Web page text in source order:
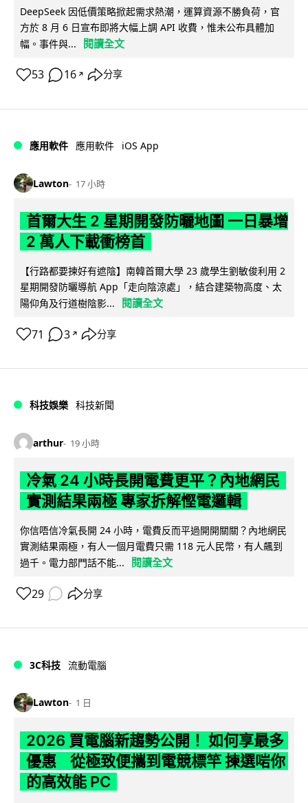
DeepSeek 因低價策略掀起需求熱潮，運算資源不勝負荷，官
方於 8 月 6 日宣布即將大幅上調 API 收費，惟未公布具體加
幅。事件與...
閱讀全文
53 16 ↗ 分享
應用軟件 應用軟件 iOS App
Lawton 17 小時
首爾大生 2 星期開發防曬地圖 一日暴增
2 萬人下載衝榜首
【行路都要揀好有遮陰】南韓首爾大學 23 歲學生劉敏俊利用 2
星期開發防曬導航 App「走向陰涼處」，結合建築物高度、太
陽仰角及行道樹陰影...
閱讀全文
71 3 ↗ 分享
科技娛樂 科技新聞
arthur 19 小時
冷氣 24 小時長開電費更平？內地網民
實測結果兩極 專家拆解慳電邏輯
你信唔信冷氣長開 24 小時，電費反而平過開開關關？內地網民
實測結果兩極，有人一個月電費只需 118 元人民幣，有人飆到
過千。電力部門話不能...
閱讀全文
29 分享
3C科技 流動電腦
Lawton 1 日
2026 買電腦新趨勢公開！ 如何享最多
優惠 從極致便攜到電競標竿 揀選啱你
的高效能 PC